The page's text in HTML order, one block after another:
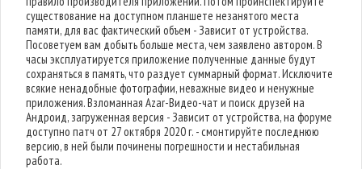
существование на доступном планшете незанятого места
памяти, для вас фактический объем - Зависит от устройства.
Посоветуем вам добыть больше места, чем заявлено автором. В
часы эксплуатируется приложение полученные данные будут
сохраняться в память, что раздует суммарный формат. Исключите
всякие ненадобные фотографии, неважные видео и ненужные
приложения. Взломанная Azar-Видео-чат и поиск друзей на
Андроид, загруженная версия - Зависит от устройства, на форуме
доступно патч от 27 октября 2020 г. - смонтируйте последнюю
версию, в ней были починены погрешности и нестабильная
работа.